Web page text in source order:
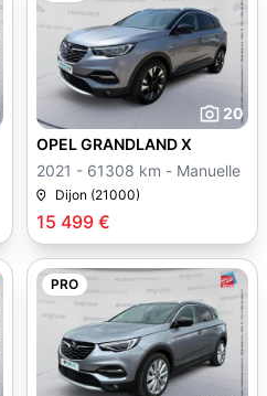
20
15 499 €
OPEL GRANDLAND X
2021 - 61308 km - Manuelle
Dijon (21000)
PRO